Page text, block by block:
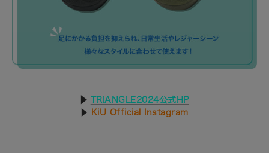
▶︎
TRIANGLE2024公式HP
▶︎
KiU Official Instagram